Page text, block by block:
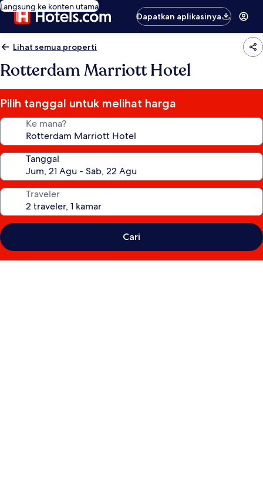
Langsung ke konten utama
Dapatkan aplikasinya
Lihat semua properti
Rotterdam Marriott Hotel
Pilih tanggal untuk melihat harga
Ke mana?
Tanggal
Traveler
Cari